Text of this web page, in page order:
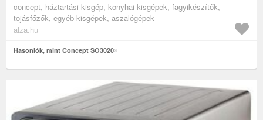
concept, háztartási kisgép, konyhai kisgépek, fagyikészítők,
tojásfőzők, egyéb kisgépek, aszalógépek
alza.hu
Hasonlók, mint Concept SO3020